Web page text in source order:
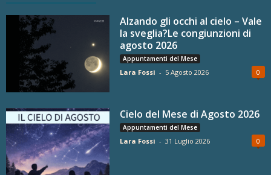
Alzando gli occhi al cielo – Vale
la sveglia?Le congiunzioni di
agosto 2026
Appuntamenti del Mese
Lara Fossi - 5 Agosto 2026 0
Cielo del Mese di Agosto 2026
Appuntamenti del Mese
Lara Fossi - 31 Luglio 2026 0